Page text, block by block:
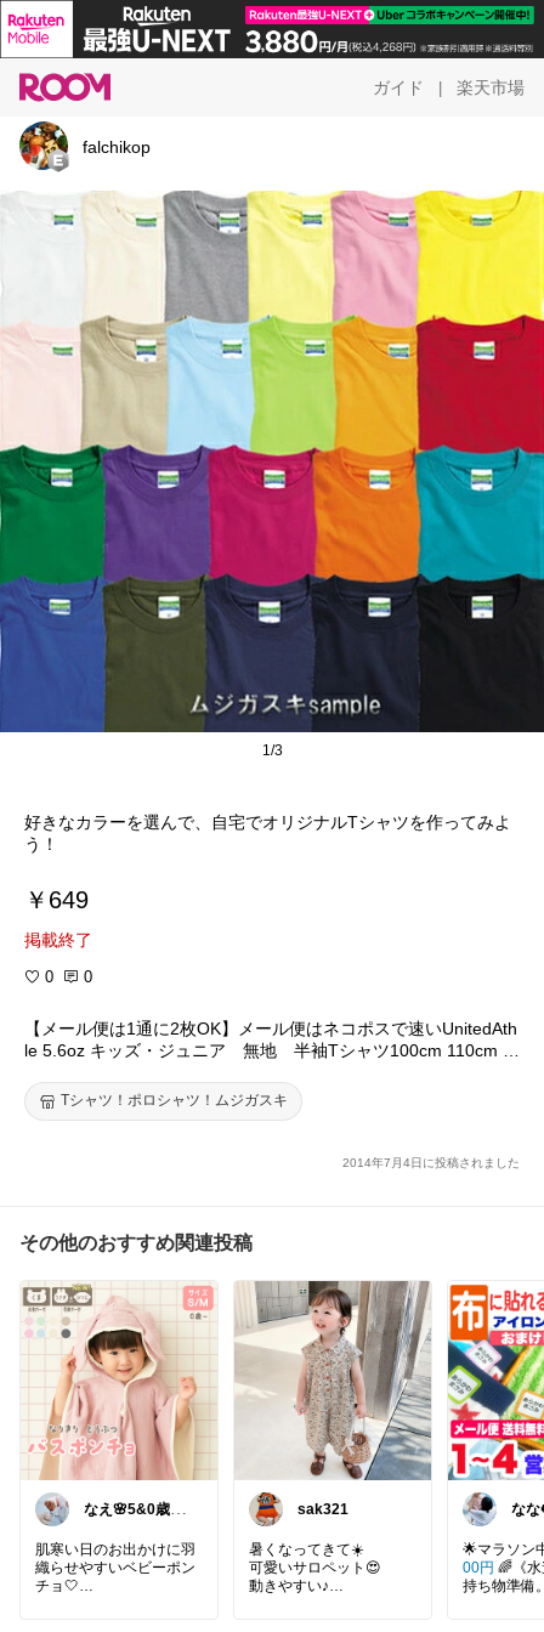
ガイド 楽天市場
falchikop
1/3
好きなカラーを選んで、自宅でオリジナルTシャツを作ってみよ
う！
￥649
掲載終了
0 0
【メール便は1通に2枚OK】メール便はネコポスで速いUnitedAth
le 5.6oz キッズ・ジュニア 無地 半袖Tシャツ100cm 110cm 1
ド赤ブルー青緑黄色茶色イエローピンクオレンジ紺紫他tシャツ
子供服tシャツ
Tシャツ！ポロシャツ！ムジガスキ
2014年7月4日に投稿されました
その他のおすすめ関連投稿
なえ🌸5&0歳マ
肌寒い日のお出かけに羽
織らせやすいベビーポン
チョ🤍
sak321
暑くなってきて☀️
可愛いサロペット😍
動きやすい♪
なな
中✨️
🌟マラソン
00円 🌈《
持ち物準備